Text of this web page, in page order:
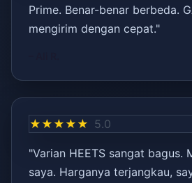
Prime. Benar-benar berbeda.
mengirim dengan cepat."
★★★★★ 5.0
"Varian HEETS sangat bagus.
saya. Harganya terjangkau,